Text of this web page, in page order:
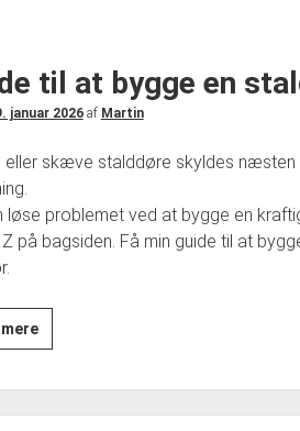
til at bygge en
januar 2026af Martin
eller skæve stalddøre skyldes
løse problemet ved at bygge en
på bagsiden. Få min guide til at
Guide
til